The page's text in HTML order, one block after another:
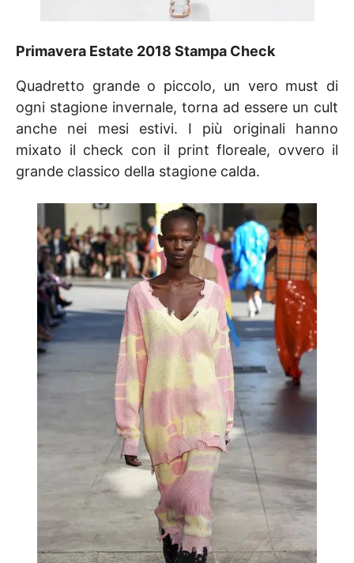
Primavera Estate 2018 Stampa Check
Quadretto grande o piccolo, un vero must di
ogni stagione invernale, torna ad essere un cult
anche nei mesi estivi. I più originali hanno
mixato il check con il print floreale, ovvero il
grande classico della stagione calda.